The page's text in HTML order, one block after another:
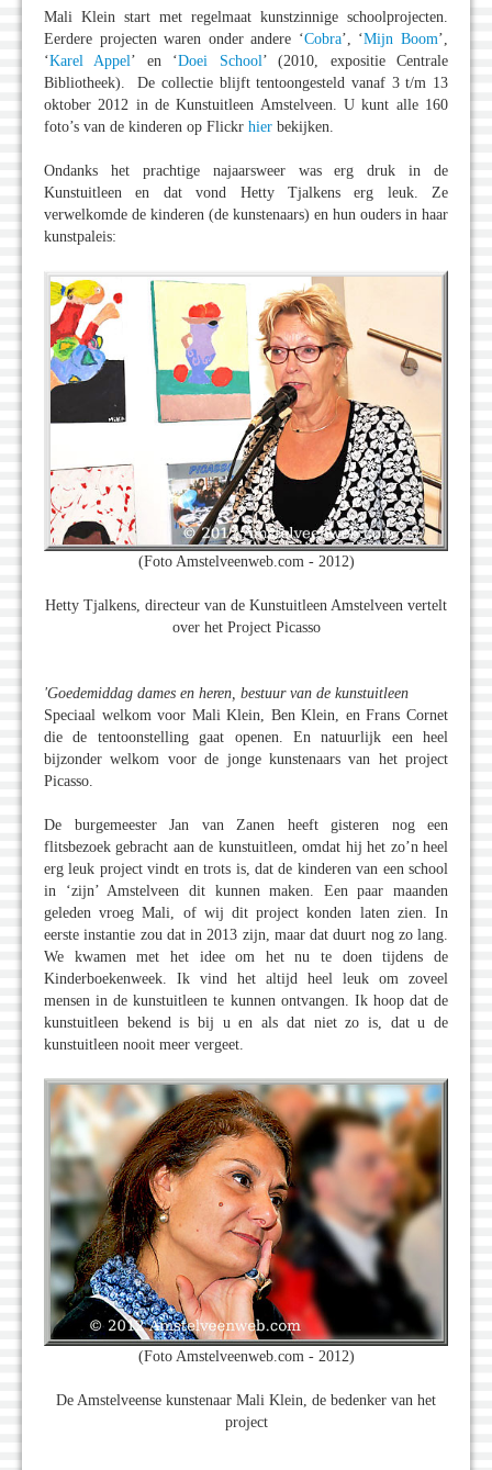
Mali Klein start met regelmaat kunstzinnige schoolprojecten.
Eerdere projecten waren onder andere ‘Cobra’, ‘Mijn Boom’,
‘Karel Appel’ en ‘Doei School’ (2010, expositie Centrale
Bibliotheek). De collectie blijft tentoongesteld vanaf 3 t/m 13
oktober 2012 in de Kunstuitleen Amstelveen. U kunt alle 160
foto’s van de kinderen op Flickr hier bekijken.
Ondanks het prachtige najaarsweer was erg druk in de
Kunstuitleen en dat vond Hetty Tjalkens erg leuk. Ze
verwelkomde de kinderen (de kunstenaars) en hun ouders in haar
kunstpaleis:
(Foto Amstelveenweb.com - 2012)
Hetty Tjalkens, directeur van de Kunstuitleen Amstelveen vertelt
over het Project Picasso
'Goedemiddag dames en heren, bestuur van de kunstuitleen
Speciaal welkom voor Mali Klein, Ben Klein, en Frans Cornet
die de tentoonstelling gaat openen. En natuurlijk een heel
bijzonder welkom voor de jonge kunstenaars van het project
Picasso.
De burgemeester Jan van Zanen heeft gisteren nog een
flitsbezoek gebracht aan de kunstuitleen, omdat hij het zo’n heel
erg leuk project vindt en trots is, dat de kinderen van een school
in ‘zijn’ Amstelveen dit kunnen maken. Een paar maanden
geleden vroeg Mali, of wij dit project konden laten zien. In
eerste instantie zou dat in 2013 zijn, maar dat duurt nog zo lang.
We kwamen met het idee om het nu te doen tijdens de
Kinderboekenweek. Ik vind het altijd heel leuk om zoveel
mensen in de kunstuitleen te kunnen ontvangen. Ik hoop dat de
kunstuitleen bekend is bij u en als dat niet zo is, dat u de
kunstuitleen nooit meer vergeet.
(Foto Amstelveenweb.com - 2012)
De Amstelveense kunstenaar Mali Klein, de bedenker van het
project